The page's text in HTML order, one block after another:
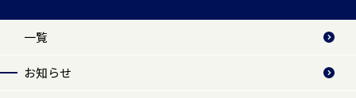
一覧
お知らせ